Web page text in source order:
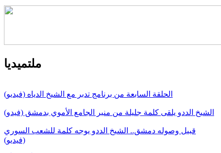
ملتميديا
الحلقة السابعة من برنامج تدبر مع الشيخ الدياه (فيديو)
الشيخ الددو يلقى كلمة جليلة من منبر الجامع الأموي بدمشق (فيدو)
قبيل وصوله دمشق.. الشيخ الددو يوجه كلمة للشعب السوري
(فيديو)